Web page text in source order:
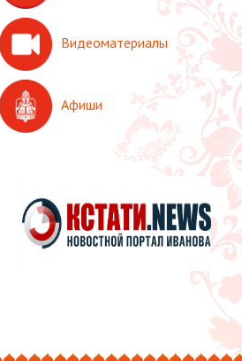
Видеоматериалы
Афиши